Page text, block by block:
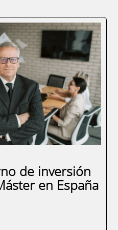
"me gustaría
experiencia real",
emprendedores
lo que estás
de estudios ni un
bonito. Es
de inversión
en España